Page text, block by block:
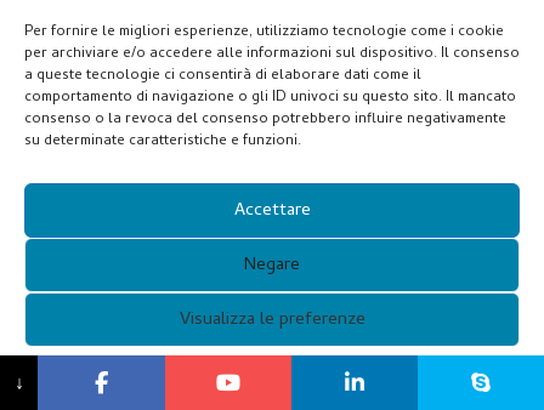
Per fornire le migliori esperienze, utilizziamo tecnologie come i cookie
per archiviare e/o accedere alle informazioni sul dispositivo. Il consenso
a queste tecnologie ci consentirà di elaborare dati come il
comportamento di navigazione o gli ID univoci su questo sito. Il mancato
consenso o la revoca del consenso potrebbero influire negativamente
su determinate caratteristiche e funzioni.
Accettare
Negare
Visualizza le preferenze
Dicembre 2021
Ottobre 2021
Luglio 2021
Categorie
NOTIZIA
Copyright © 2021 Guangzhou Xunqi Glasses Co. Tutti i diritti
riservati.
↓